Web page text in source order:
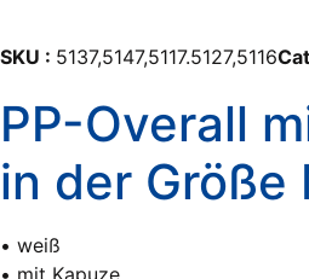
SKU : 5137,5147,5117.5127,5116
PP-Overall
in der Größe
• weiß